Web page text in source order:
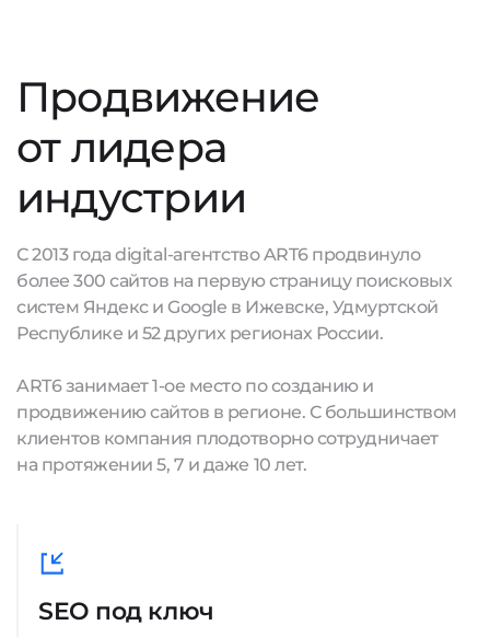
Продвижение
от лидера
индустрии
С 2013 года digital-агентство ART6 продвинуло
более 300 сайтов на первую страницу поисковых
систем Яндекс и Google в Ижевске, Удмуртской
Республике и 52 других регионах России.
ART6 занимает 1-ое место по созданию и
продвижению сайтов в регионе. С большинством
клиентов компания плодотворно сотрудничает
на протяжении 5, 7 и даже 10 лет.
SEO под ключ